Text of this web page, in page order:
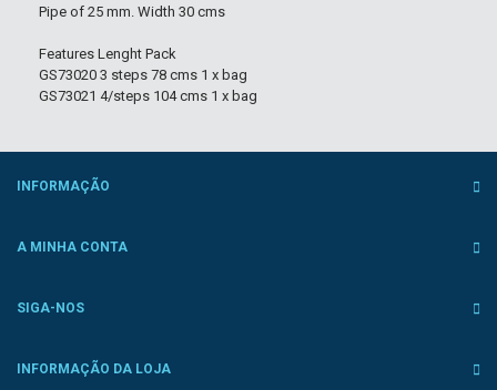
Pipe of 25 mm. Width 30 cms
Features Lenght Pack
GS73020 3 steps 78 cms 1 x bag
GS73021 4/steps 104 cms 1 x bag
INFORMAÇÃO
A MINHA CONTA
SIGA-NOS
INFORMAÇÃO DA LOJA